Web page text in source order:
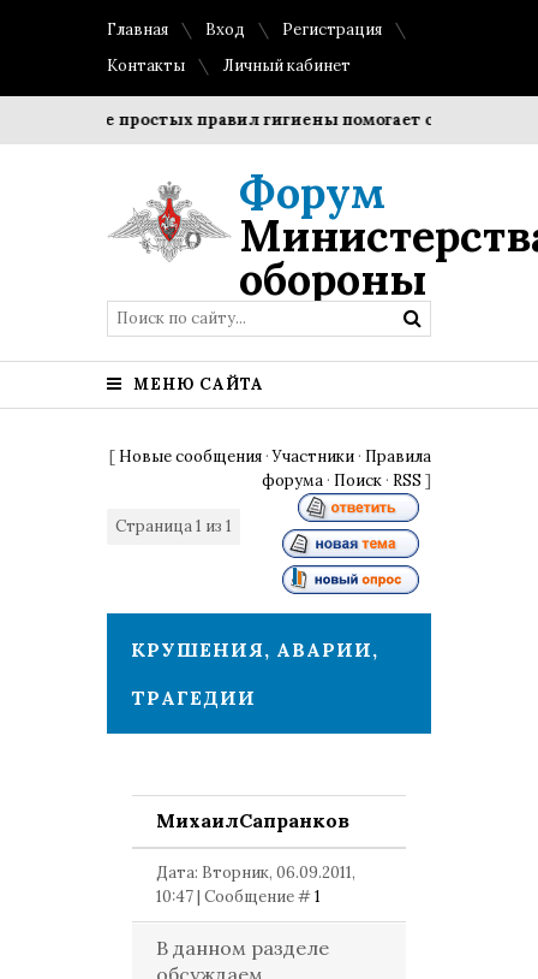
Главная Вход
Регистрация
Контакты
Личный кабинет
простых правил гигиены помогает сохранить
Форум
обороны
МЕНЮ САЙТА
[ Новые сообщения ·Участники · Правила
форума · Поиск · RSS ]
Страница1 из 1
КРУШЕНИЯ, АВАРИИ,
ТРАГЕДИИ
МихаилСапранков
Дата: Вторник, 06.09.2011,
10:47 | Сообщение #1
В данном разделе
обсуждаем